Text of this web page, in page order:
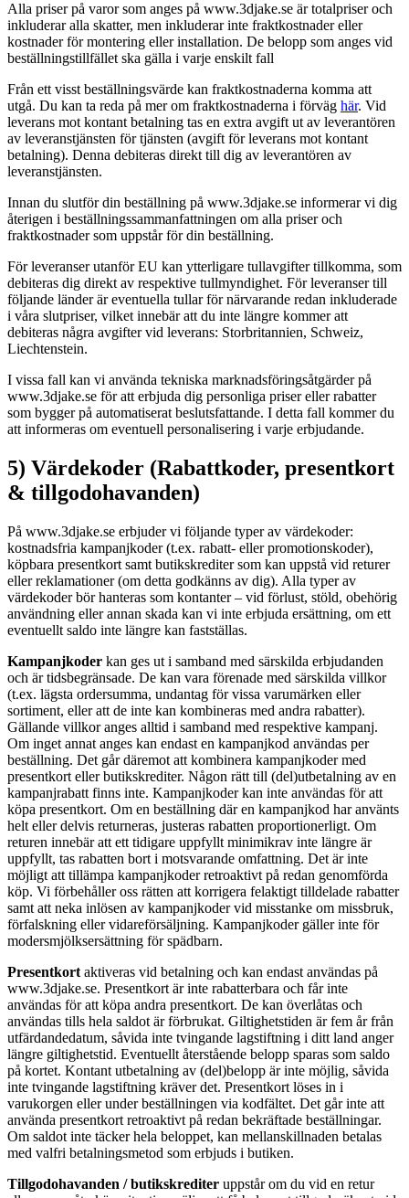
Alla priser på varor som anges på www.3djake.se är totalpriser och
inkluderar alla skatter, men inkluderar inte fraktkostnader eller
kostnader för montering eller installation. De belopp som anges vid
beställningstillfället ska gälla i varje enskilt fall
Från ett visst beställningsvärde kan fraktkostnaderna komma att
utgå. Du kan ta reda på mer om fraktkostnaderna i förväg här. Vid
leverans mot kontant betalning tas en extra avgift ut av leverantören
av leveranstjänsten för tjänsten (avgift för leverans mot kontant
betalning). Denna debiteras direkt till dig av leverantören av
leveranstjänsten.
Innan du slutför din beställning på www.3djake.se informerar vi dig
återigen i beställningssammanfattningen om alla priser och
fraktkostnader som uppstår för din beställning.
För leveranser utanför EU kan ytterligare tullavgifter tillkomma, som
debiteras dig direkt av respektive tullmyndighet. För leveranser till
följande länder är eventuella tullar för närvarande redan inkluderade
i våra slutpriser, vilket innebär att du inte längre kommer att
debiteras några avgifter vid leverans: Storbritannien, Schweiz,
Liechtenstein.
I vissa fall kan vi använda tekniska marknadsföringsåtgärder på
www.3djake.se för att erbjuda dig personliga priser eller rabatter
som bygger på automatiserat beslutsfattande. I detta fall kommer du
att informeras om eventuell personalisering i varje erbjudande.
5) Värdekoder (Rabattkoder, presentkort
& tillgodohavanden)
På www.3djake.se erbjuder vi följande typer av värdekoder:
kostnadsfria kampanjkoder (t.ex. rabatt- eller promotionskoder),
köpbara presentkort samt butikskrediter som kan uppstå vid returer
eller reklamationer (om detta godkänns av dig). Alla typer av
värdekoder bör hanteras som kontanter – vid förlust, stöld, obehörig
användning eller annan skada kan vi inte erbjuda ersättning, om ett
eventuellt saldo inte längre kan fastställas.
Kampanjkoder kan ges ut i samband med särskilda erbjudanden
och är tidsbegränsade. De kan vara förenade med särskilda villkor
(t.ex. lägsta ordersumma, undantag för vissa varumärken eller
sortiment, eller att de inte kan kombineras med andra rabatter).
Gällande villkor anges alltid i samband med respektive kampanj.
Om inget annat anges kan endast en kampanjkod användas per
beställning. Det går däremot att kombinera kampanjkoder med
presentkort eller butikskrediter. Någon rätt till (del)utbetalning av en
kampanjrabatt finns inte. Kampanjkoder kan inte användas för att
köpa presentkort. Om en beställning där en kampanjkod har använts
helt eller delvis returneras, justeras rabatten proportionerligt. Om
returen innebär att ett tidigare uppfyllt minimikrav inte längre är
uppfyllt, tas rabatten bort i motsvarande omfattning. Det är inte
möjligt att tillämpa kampanjkoder retroaktivt på redan genomförda
köp. Vi förbehåller oss rätten att korrigera felaktigt tilldelade rabatter
samt att neka inlösen av kampanjkoder vid misstanke om missbruk,
förfalskning eller vidareförsäljning. Kampanjkoder gäller inte för
modersmjölksersättning för spädbarn.
Presentkort aktiveras vid betalning och kan endast användas på
www.3djake.se. Presentkort är inte rabatterbara och får inte
användas för att köpa andra presentkort. De kan överlåtas och
användas tills hela saldot är förbrukat. Giltighetstiden är fem år från
utfärdandedatum, såvida inte tvingande lagstiftning i ditt land anger
längre giltighetstid. Eventuellt återstående belopp sparas som saldo
på kortet. Kontant utbetalning av (del)belopp är inte möjlig, såvida
inte tvingande lagstiftning kräver det. Presentkort löses in i
varukorgen eller under beställningen via kodfältet. Det går inte att
använda presentkort retroaktivt på redan bekräftade beställningar.
Om saldot inte täcker hela beloppet, kan mellanskillnaden betalas
med valfri betalningsmetod som erbjuds i butiken.
Tillgodohavanden / butikskrediter uppstår om du vid en retur